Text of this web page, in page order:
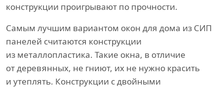
конструкции проигрывают по прочности.
Самым лучшим вариантом окон для дома из СИП
панелей считаются конструкции
из металлопластика. Такие окна, в отличие
от деревянных, не гниют, их не нужно красить
и утеплять. Конструкции с двойными